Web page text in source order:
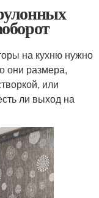
на кухню нужно
они размера,
или
ли выход на